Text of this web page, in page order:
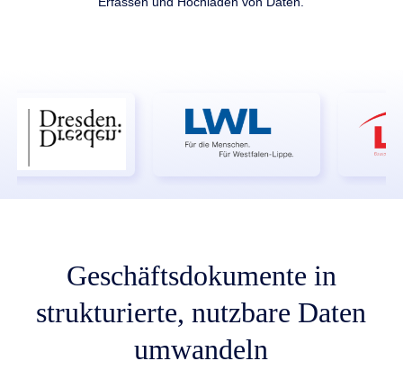
Geschäftsdokumente in
strukturierte, nutzbare Daten
umwandeln